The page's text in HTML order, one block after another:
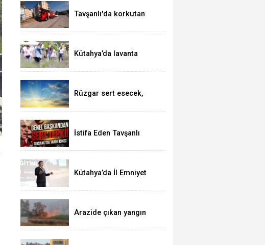
Tavşanlı'da korkutan
Kütahya’da lavanta
Rüzgar sert esecek,
İstifa Eden Tavşanlı
Sert Tepki
Kütahya’da İl Emniyet
etkili iletişim eğitimi
Arazide çıkan yangın